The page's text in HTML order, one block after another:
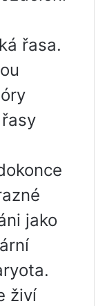
řasa.
jako
živí